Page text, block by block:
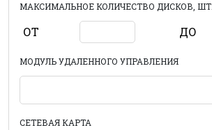
МАКСИМАЛЬНОЕ КОЛИЧЕСТВО ДИСКОВ, ШТ.
ОТ ДО
МОДУЛЬ УДАЛЕННОГО УПРАВЛЕНИЯ
СЕТЕВАЯ КАРТА